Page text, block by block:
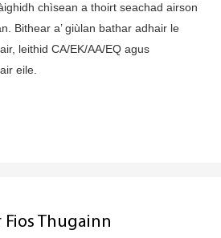
chìsean a thoirt seachad airson
Bithear a’ giùlan bathar adhair le
leithid CA/EK/AA/EQ agus
eile.
Fios Thugainn